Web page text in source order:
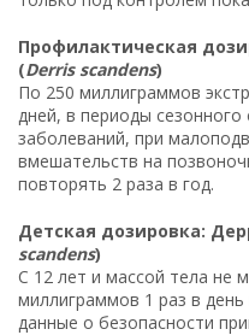
Профилактическая
(Derris scandens)
По 250 миллиграммов
дней, в периоды
заболеваний, при
вмешательств на
повторять 2 раза в год.
Детская дозировка:
scandens)
С 12 лет и массой тела не
миллиграммов 1 раз в
данные о безопасности